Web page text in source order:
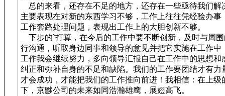
总的来看，还存在不足的地方，还存在一些亟待我们解
主要表现在对新的东西学习不够，工作上往往凭经验办事
工作套路处理问题，表现出工作上的大胆创新不够。
下步的`打算，在今后的工作中要不断创新，及时与周
行沟通，听取身边同事和领导的意见并把它实施在工作中
工作我会继续努力，多向领导汇报自己在工作中的思想和
纠正和弥补自身的不足和缺陷。我们的工作要团结才有力
才会成功，才能把我们的工作推向前进！我相信：在上级
下，京黟公司的未来如同浩瀚雄鹰，展翅高飞。